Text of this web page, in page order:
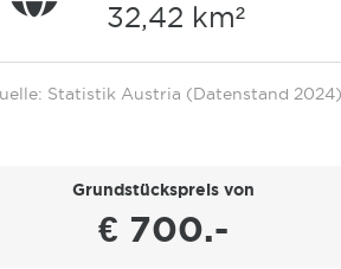
32,42 km²
Statistik Austria (Datenstand 2024)
Grundstückspreis von
€ 700.-